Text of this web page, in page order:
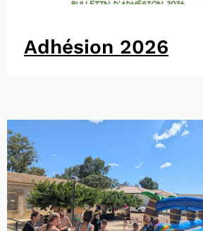
Adhésion 2026